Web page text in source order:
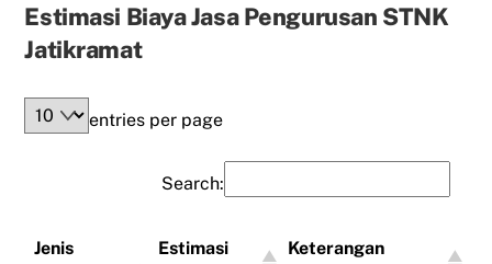
Estimasi Biaya Jasa Pengurusan STNK
Jatikramat
entries per page
Search:
Jenis
Estimasi
Keterangan